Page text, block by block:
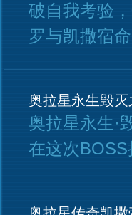
破自我考验
罗与凯撒宿
奥拉星永生毁
奥拉星永生·
在这次